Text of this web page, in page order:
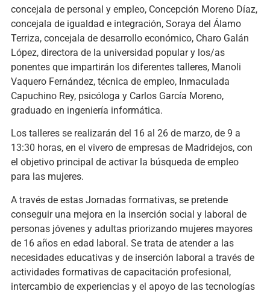
concejala de personal y empleo, Concepción Moreno Díaz,
concejala de igualdad e integración, Soraya del Álamo
Terriza, concejala de desarrollo económico, Charo Galán
López, directora de la universidad popular y los/as
ponentes que impartirán los diferentes talleres, Manoli
Vaquero Fernández, técnica de empleo, Inmaculada
Capuchino Rey, psicóloga y Carlos García Moreno,
graduado en ingeniería informática.
Los talleres se realizarán del 16 al 26 de marzo, de 9 a
13:30 horas, en el vivero de empresas de Madridejos, con
el objetivo principal de activar la búsqueda de empleo
para las mujeres.
A través de estas Jornadas formativas, se pretende
conseguir una mejora en la inserción social y laboral de
personas jóvenes y adultas priorizando mujeres mayores
de 16 años en edad laboral. Se trata de atender a las
necesidades educativas y de inserción laboral a través de
actividades formativas de capacitación profesional,
intercambio de experiencias y el apoyo de las tecnologías